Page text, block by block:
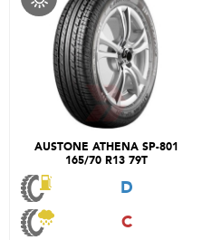
AUSTONE ATHENA SP-801
165/70 R13 79T
D
C